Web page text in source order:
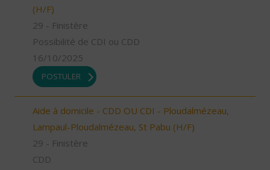
(H/F)
29 - Finistère
Possibilité de CDI ou CDD
16/10/2025
POSTULER
Aide à domicile - CDD OU CDI - Ploudalmézeau,
Lampaul-Ploudalmézeau, St Pabu (H/F)
29 - Finistère
CDD